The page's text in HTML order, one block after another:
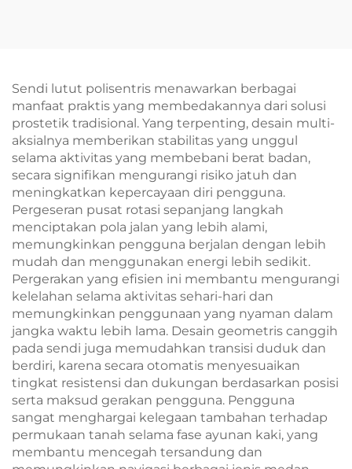
Sendi lutut polisentris menawarkan berbagai
manfaat praktis yang membedakannya dari solusi
prostetik tradisional. Yang terpenting, desain multi-
aksialnya memberikan stabilitas yang unggul
selama aktivitas yang membebani berat badan,
secara signifikan mengurangi risiko jatuh dan
meningkatkan kepercayaan diri pengguna.
Pergeseran pusat rotasi sepanjang langkah
menciptakan pola jalan yang lebih alami,
memungkinkan pengguna berjalan dengan lebih
mudah dan menggunakan energi lebih sedikit.
Pergerakan yang efisien ini membantu mengurangi
kelelahan selama aktivitas sehari-hari dan
memungkinkan penggunaan yang nyaman dalam
jangka waktu lebih lama. Desain geometris canggih
pada sendi juga memudahkan transisi duduk dan
berdiri, karena secara otomatis menyesuaikan
tingkat resistensi dan dukungan berdasarkan posisi
serta maksud gerakan pengguna. Pengguna
sangat menghargai kelegaan tambahan terhadap
permukaan tanah selama fase ayunan kaki, yang
membantu mencegah tersandung dan